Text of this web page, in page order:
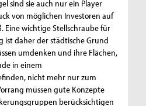
sind sie auch nur ein Player
von möglichen Investoren auf
Eine wichtige Stellschraube für
ist daher der städtische Grund
umdenken und ihre Flächen,
in einem
nicht mehr nur zum
müssen gute Konzepte
berücksichtigen